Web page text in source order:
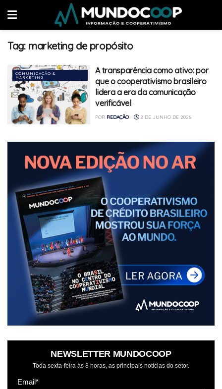
Tag: marketing de propósito
COMUNICAÇÃO &
MARKETING
A transparência como ativo: por
que o cooperativismo brasileiro
lidera a era da comunicação
verificável
POR REDAÇÃO 2 DE JUNHO DE 2026
NEWSLETTER MUNDOCOOP
Toda sexta-feira às 8 horas, as principais notícias do setor.
Email*